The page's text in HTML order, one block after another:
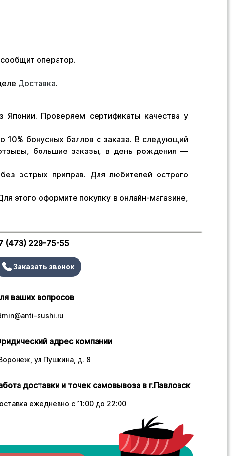
оператор.
Доставка.
Проверяем сертификаты качества у
10% бонусных баллов с заказа. В следующий
большие заказы, в день рождения —
острых приправ. Для любителей острого
этого оформите покупку в онлайн-магазине,
(473) 229-75-55
Заказать звонок
ваших вопросов
sushi.ru
адрес компании
ул Пушкина, д. 8
доставки и точек самовывоза в г.Павловск
ежедневно с 11:00 до 22:00